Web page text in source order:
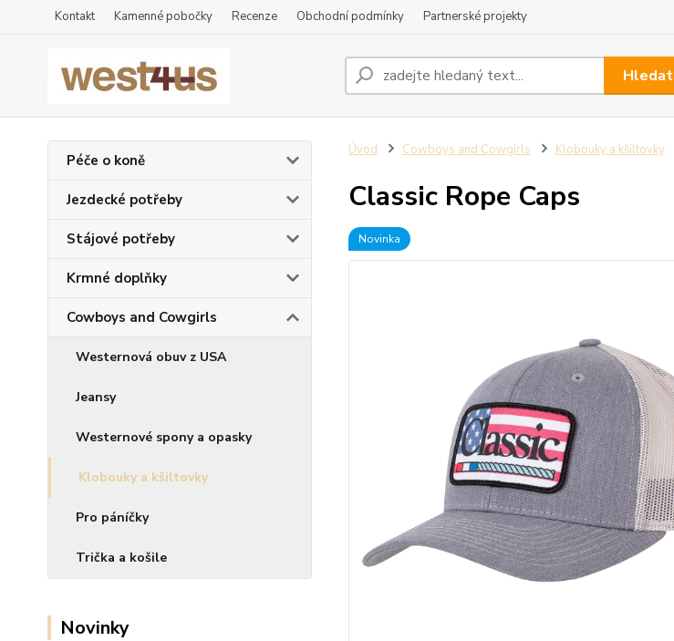
Kontakt Kamenné pobočky Recenze Obchodní podmínky Partnerské projekty
Hledat
Péče o koně
Jezdecké potřeby
Stájové potřeby
Krmné doplňky
Cowboys and Cowgirls
Westernová obuv z USA
Jeansy
Westernové spony a opasky
Klobouky a kšiltovky
Pro páníčky
Trička a košile
Novinky
Úvod Cowboys and Cowgirls Klobouky a kšiltovky
Classic Rope Caps
Novinka